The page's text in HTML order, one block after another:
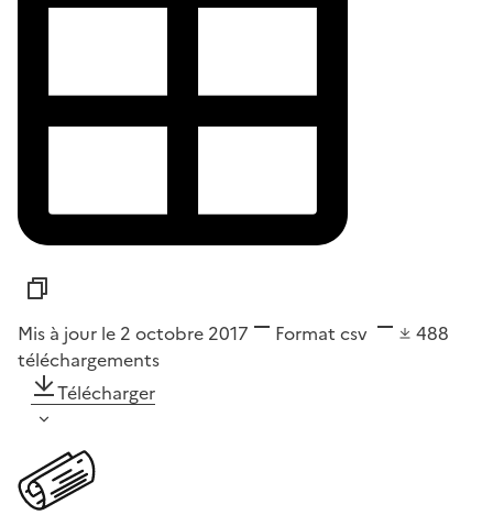
Mis à jour le 2 octobre 2017 Format csv
488
téléchargements
Télécharger